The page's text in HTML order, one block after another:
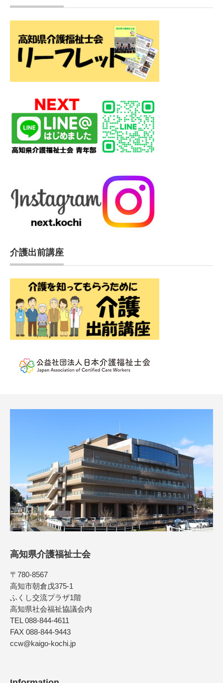
介護出前講座
高知県介護福祉士会
〒780-8567
高知市朝倉戊375-1
ふくし交流プラザ1階
高知県社会福祉協議会内
TEL 088-844-4611
FAX 088-844-9443
ccw@kaigo-kochi.jp